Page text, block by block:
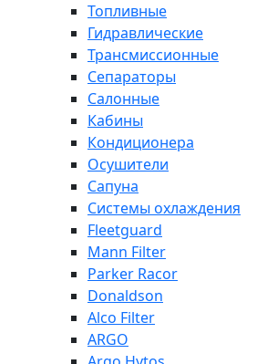
Топливные
Гидравлические
Трансмиссионные
Сепараторы
Салонные
Кабины
Кондиционера
Осушители
Сапуна
Системы охлаждения
Fleetguard
Mann Filter
Parker Racor
Donaldson
Alco Filter
ARGO